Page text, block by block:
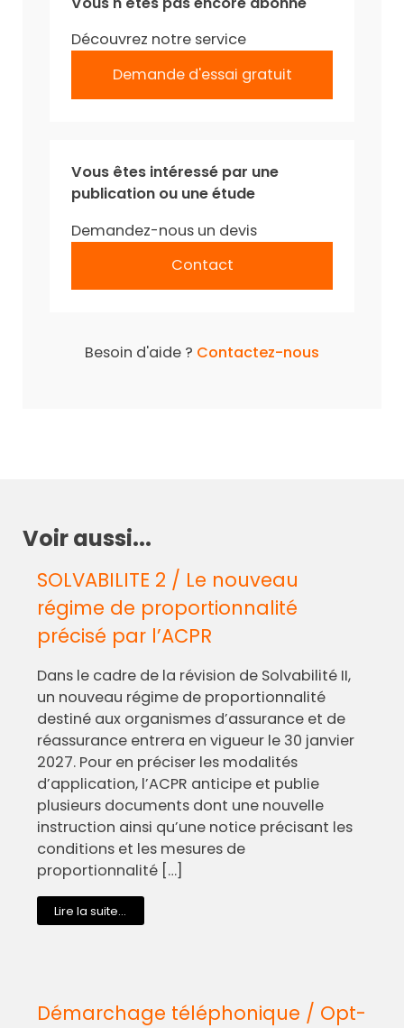
Découvrez notre service
Demande d'essai gratuit
Vous êtes intéressé par une
publication ou une étude
Demandez-nous un devis
Contact
Besoin d'aide ? Contactez-nous
Voir aussi...
SOLVABILITE 2 / Le nouveau
régime de proportionnalité
précisé par l’ACPR
Dans le cadre de la révision de Solvabilité II,
un nouveau régime de proportionnalité
destiné aux organismes d’assurance et de
réassurance entrera en vigueur le 30 janvier
2027. Pour en préciser les modalités
d’application, l’ACPR anticipe et publie
plusieurs documents dont une nouvelle
instruction ainsi qu’une notice précisant les
conditions et les mesures de
proportionnalité […]
Lire la suite...
Démarchage téléphonique / Opt-